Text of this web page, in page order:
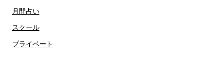
月間占い
スクール
プライベート